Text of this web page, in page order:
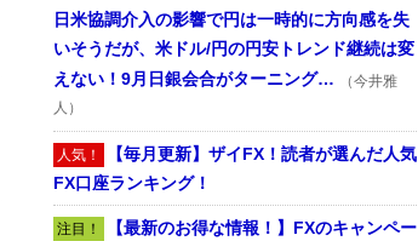
日米協調介入の影響で円は一時的に方向感を失
いそうだが、米ドル/円の円安トレンド継続は変
えない！9月日銀会合がターニング…
（今井雅
人）
人気！ 【毎月更新】ザイFX！読者が選んだ人気
FX口座ランキング！
注目！ 【最新のお得な情報！】FXのキャンペー